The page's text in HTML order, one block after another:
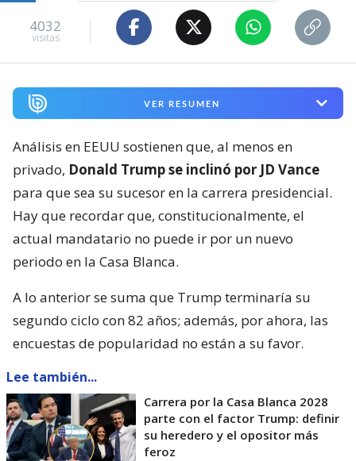
4032
visitas
VER RESUMEN
Análisis en EEUU sostienen que, al menos en
privado, Donald Trump se inclinó por JD Vance
para que sea su sucesor en la carrera presidencial.
Hay que recordar que, constitucionalmente, el
actual mandatario no puede ir por un nuevo
periodo en la Casa Blanca.
A lo anterior se suma que Trump terminaría su
segundo ciclo con 82 años; además, por ahora, las
encuestas de popularidad no están a su favor.
Lee también...
Carrera por la Casa Blanca 2028
parte con el factor Trump: definir
su heredero y el opositor más
feroz